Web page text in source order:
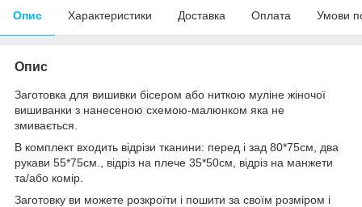
Опис Характеристики Доставка Оплата Умови
Опис
Заготовка для вишивки бісером або ниткою муліне жіночої
вишиванки з нанесеною схемою-малюнком яка не
змивається.
В комплект входить відрізи тканини: перед і зад 80*75см, два
рукави 55*75см., відріз на плече 35*50см, відріз на манжети
та/або комір.
Заготовку ви можете розкроїти і пошити за своїм розміром і